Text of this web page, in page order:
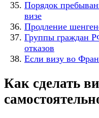
Порядок
визе
Продление
Группы граждан
отказов
Если визу во
Как сделать